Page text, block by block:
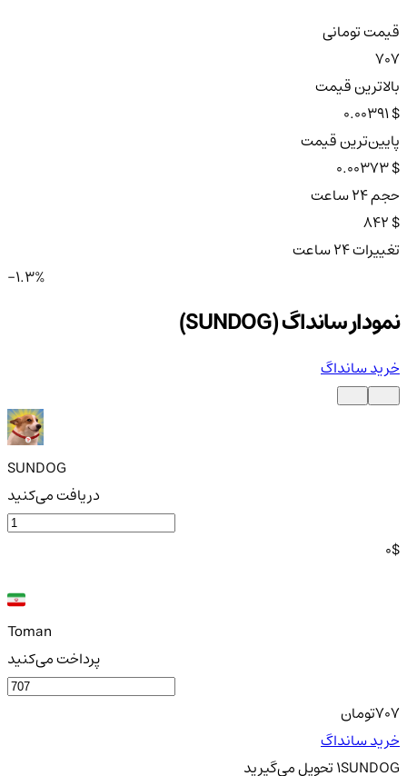
قیمت تومانی
707
بالاترین قیمت
$ 0.00391
پایین‌ترین قیمت
$ 0.00373
حجم ۲۴ ساعت
$ 842
تغییرات ۲۴ ساعت
-1.3%
نمودار سانداگ (SUNDOG)
خرید سانداگ
SUNDOG
دریافت می‌کنید
0$
Toman
پرداخت می‌کنید
707تومان
خرید سانداگ
1SUNDOGتحویلمی‌گیرید